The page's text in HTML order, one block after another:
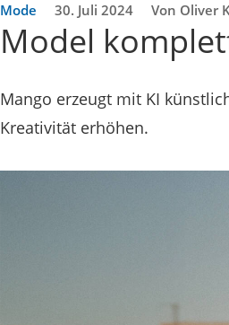
Mode 30. Juli 2024 Von Oliver
Model
Mango erzeugt mit KI
Kreativität erhöhen.